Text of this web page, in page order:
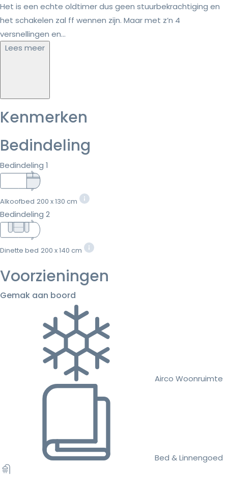
Het is een echte oldtimer dus geen stuurbekrachtiging en
het schakelen zal ff wennen zijn. Maar met z’n 4
versnellingen en...
Lees meer
Kenmerken
Bedindeling
Bedindeling 1
Alkoofbed 200 x 130 cm
Bedindeling 2
Dinette bed 200 x 140 cm
Voorzieningen
Gemak aan boord
Airco Woonruimte
Bed & Linnengoed